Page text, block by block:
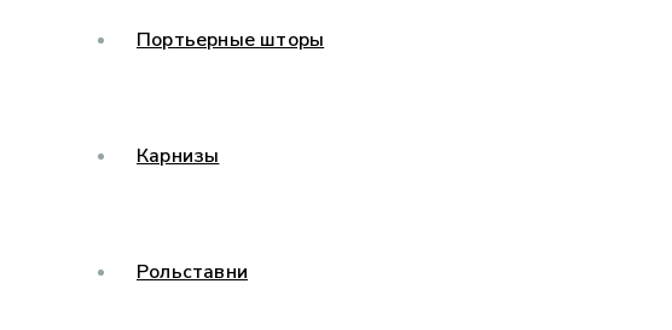
Портьерные шторы
Карнизы
Рольставни